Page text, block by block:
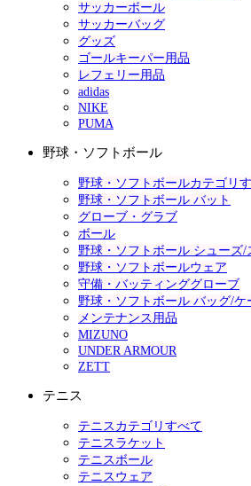
サッカーボール
サッカーバッグ
グッズ
ゴールキーパー用品
レフェリー用品
adidas
NIKE
PUMA
野球・ソフトボール
野球・ソフトボールカテゴリ
野球・ソフトボール バット
グローブ・グラブ
ボール
野球・ソフトボール シューズ/
野球・ソフトボールウェア
守備・バッティンググローブ
野球・ソフトボール バッグ/ケ
メンテナンス用品
MIZUNO
UNDER ARMOUR
ZETT
テニス
テニスカテゴリすべて
テニスラケット
テニスボール
テニスウェア